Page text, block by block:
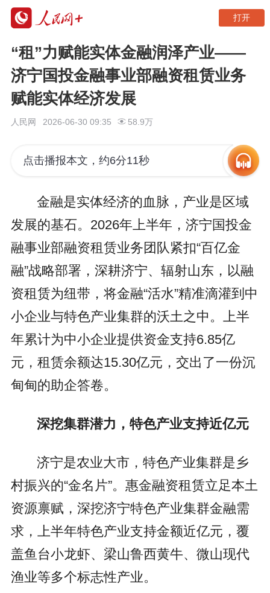
打开
“租”力赋能实体金融润泽产业——
济宁国投金融事业部融资租赁业务
赋能实体经济发展
人民网 2026-06-30 09:35 58.9万
点击播报本文，约6分11秒
金融是实体经济的血脉，产业是区域
发展的基石。2026年上半年，济宁国投金
融事业部融资租赁业务团队紧扣“百亿金
融”战略部署，深耕济宁、辐射山东，以融
资租赁为纽带，将金融“活水”精准滴灌到中
小企业与特色产业集群的沃土之中。上半
年累计为中小企业提供资金支持6.85亿
元，租赁余额达15.30亿元，交出了一份沉
甸甸的助企答卷。
深挖集群潜力，特色产业支持近亿元
济宁是农业大市，特色产业集群是乡
村振兴的“金名片”。惠金融资租赁立足本土
资源禀赋，深挖济宁特色产业集群金融需
求，上半年特色产业支持金额近亿元，覆
盖鱼台小龙虾、梁山鲁西黄牛、微山现代
渔业等多个标志性产业。